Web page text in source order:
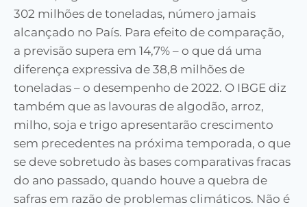
302 milhões de toneladas, número jamais
alcançado no País. Para efeito de comparação,
a previsão supera em 14,7% – o que dá uma
diferença expressiva de 38,8 milhões de
toneladas – o desempenho de 2022. O IBGE diz
também que as lavouras de algodão, arroz,
milho, soja e trigo apresentarão crescimento
sem precedentes na próxima temporada, o que
se deve sobretudo às bases comparativas fracas
do ano passado, quando houve a quebra de
safras em razão de problemas climáticos. Não é